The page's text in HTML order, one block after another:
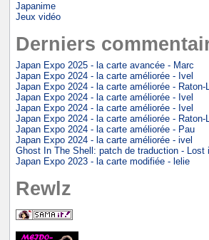
Japanime
Jeux vidéo
Derniers
Japan Expo 2025 - la carte avancée - Marc
Japan Expo 2024 - la carte améliorée - Ivel
Japan Expo 2024 - la carte améliorée - Raton-
Japan Expo 2024 - la carte améliorée - Ivel
Japan Expo 2024 - la carte améliorée - Ivel
Japan Expo 2024 - la carte améliorée - Raton-
Japan Expo 2024 - la carte améliorée - Pau
Japan Expo 2024 - la carte améliorée - ivel
Ghost In The Shell: patch de traduction - Lost
Japan Expo 2023 - la carte modifiée - lelie
Rewlz